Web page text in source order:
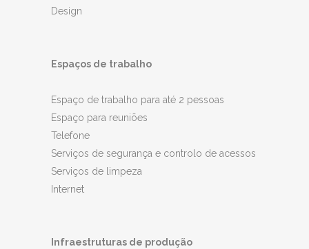
Design
Espaços de trabalho
Espaço de trabalho para até 2 pessoas
Espaço para reuniões
Telefone
Serviços de segurança e controlo de acessos
Serviços de limpeza
Internet
Infraestruturas de produção